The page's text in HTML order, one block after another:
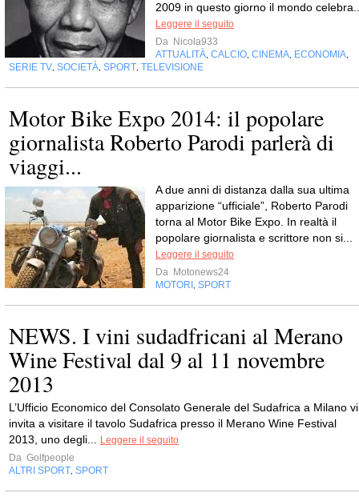
2009 in questo giorno il mondo
Leggere il seguito
Da Nicola933
ATTUALITÀ CALCIO CINEMA ECONOMIA
SERIE TV SOCIETÀ SPORT TELEVISIONE
Motor Bike Expo 2014: il popolare
giornalista Roberto Parodi parlerà di
viaggi...
A due anni di distanza dalla sua ultima
apparizione “ufficiale”, Roberto Parodi
torna al Motor Bike Expo. In realtà il
popolare giornalista e scrittore non si...
Leggere il seguito
Da Motonews24
MOTORI
SPORT
NEWS. I vini sudadfricani al Merano
Wine Festival dal 9 al 11 novembre
2013
L’Ufficio Economico del Consolato Generale del Sudafrica a Milano vi
invita a visitare il tavolo Sudafrica presso il Merano Wine Festival
2013, uno degli...
Leggere il seguito
Da Golfpeople
ALTRI SPORT SPORT